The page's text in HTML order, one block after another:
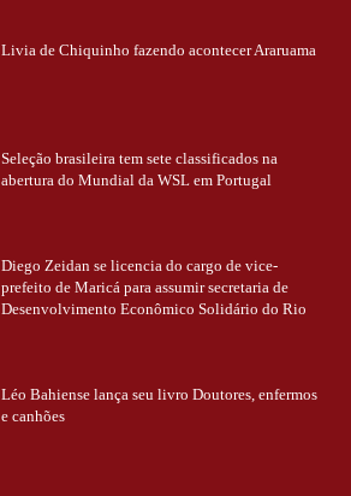
Livia de Chiquinho fazendo acontecer Araruama
Seleção brasileira tem sete classificados na
abertura do Mundial da WSL em Portugal
Diego Zeidan se licencia do cargo de vice-
prefeito de Maricá para assumir secretaria de
Desenvolvimento Econômico Solidário do Rio
Léo Bahiense lança seu livro Doutores, enfermos
e canhões